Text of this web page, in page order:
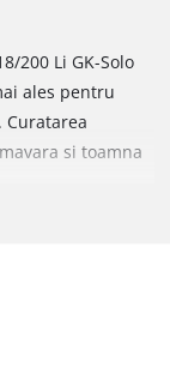
200 Li GK-Solo
ales pentru
Curatarea
si toamna
ghetii,
acumulatorii